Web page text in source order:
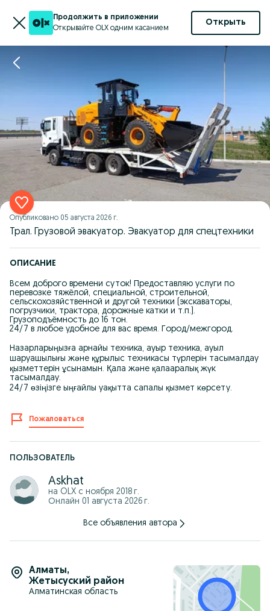
Продолжить в приложении
Открывайте OLX одним касанием
Открыть
Опубликовано 05 августа 2026 г.
Трал. Грузовой эвакуатор. Эвакуатор для спецтехники
ОПИСАНИЕ
Всем доброго времени суток! Предоставляю услуги по
перевозке тяжёлой, специальной, строительной,
сельскохозяйственной и другой техники (экскаваторы,
погрузчики, трактора, дорожные катки и т.п.).
Грузоподъёмность до 16 тон.
24/7 в любое удобное для вас время. Город/межгород.
Назарларыңызға арнайы техника, ауыр техника, ауыл
шаруашылығы және құрылыс техникасы түрлерін тасымалдау
қызметтерін ұсынамын. Қала және қалааралық жүк
тасымалдау.
24/7 өзіңізге ыңғайлы уақытта сапалы қызмет көрсету.
Пожаловаться
ПОЛЬЗОВАТЕЛЬ
Askhat
на OLX с ноября 2018 г.
Онлайн 01 августа 2026 г.
Все объявления автора
Алматы,
Жетысуский район
Алматинская область